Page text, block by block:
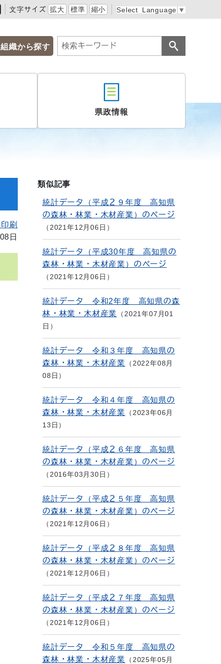
文字サイズ 拡大 標準 縮小 Select Language ▼
組織から探す
県政情報
刷
日
類似記事
統計データ（平成２９年度 高知県
の森林・林業・木材産業）のページ
2021年12月06日
統計データ（平成30年度 高知県の
森林・林業・木材産業）のページ
2021年12月06日
統計データ 令和2年度 高知県の森
林・林業・木材産業
2021年07月01
日
統計データ 令和３年度 高知県の
森林・林業・木材産業
2022年08月
08日
統計データ 令和４年度 高知県の
森林・林業・木材産業
2023年06月
13日
統計データ（平成２６年度 高知県
の森林・林業・木材産業）のページ
2016年03月30日
統計データ（平成２５年度 高知県
の森林・林業・木材産業）のページ
2021年12月06日
統計データ（平成２８年度 高知県
の森林・林業・木材産業）のページ
2021年12月06日
統計データ（平成２７年度 高知県
の森林・林業・木材産業）のページ
2021年12月06日
統計データ 令和５年度 高知県の
森林・林業・木材産業
2025年05月